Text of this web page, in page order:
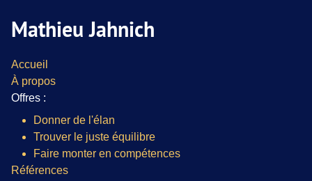
Mathieu Jahnich
Accueil
À propos
Offres :
Donner de l'élan
Trouver le juste équilibre
Faire monter en compétences
Références